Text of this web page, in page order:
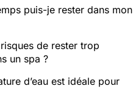
puis-je rester dans mon
de rester trop
un spa ?
d’eau est idéale pour